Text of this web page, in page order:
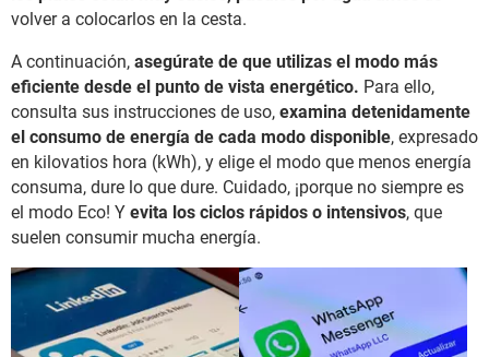
volver a colocarlos en la cesta.
A continuación, asegúrate de que utilizas el modo más
eficiente desde el punto de vista energético. Para ello,
consulta sus instrucciones de uso, examina detenidamente
el consumo de energía de cada modo disponible, expresado
en kilovatios hora (kWh), y elige el modo que menos energía
consuma, dure lo que dure. Cuidado, ¡porque no siempre es
el modo Eco! Y evita los ciclos rápidos o intensivos, que
suelen consumir mucha energía.